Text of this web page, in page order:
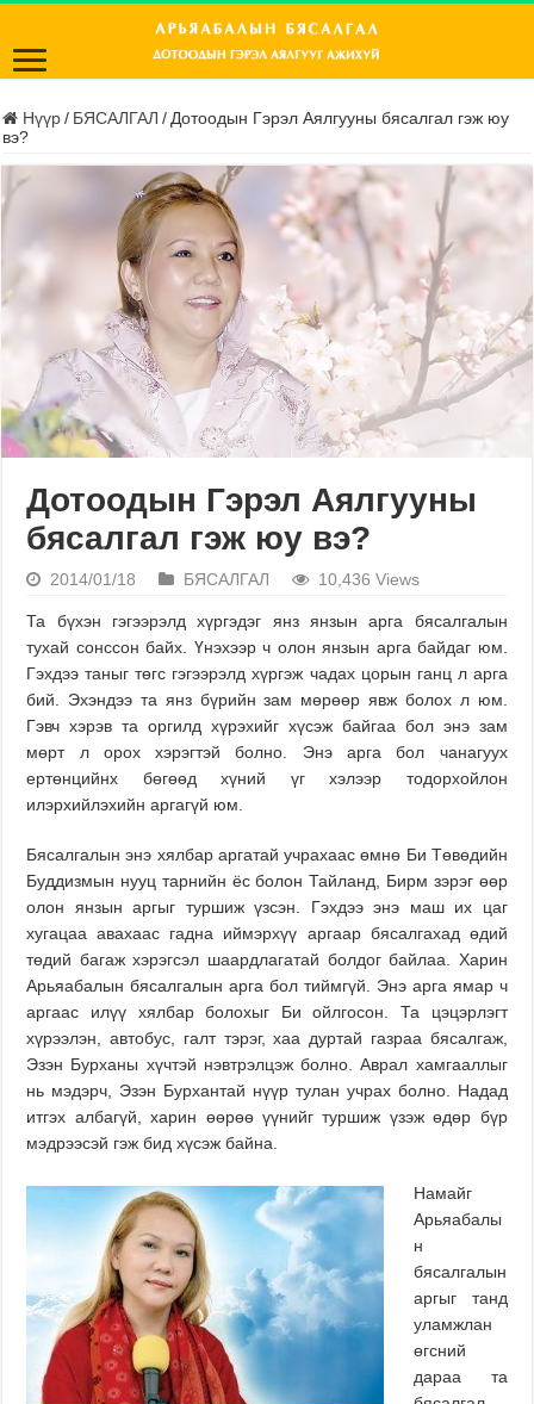
Нүүр / БЯСАЛГАЛ / Дотоодын Гэрэл Аялгууны бясалгал гэж юу
вэ?
Дотоодын Гэрэл Аялгууны
бясалгал гэж юу вэ?
2014/01/18 БЯСАЛГАЛ 10,436 Views
Та бүхэн гэгээрэлд хүргэдэг янз янзын арга бясалгалын
тухай сонссон байх. Үнэхээр ч олон янзын арга байдаг юм.
Гэхдээ таныг төгс гэгээрэлд хүргэж чадах цорын ганц л арга
бий. Эхэндээ та янз бүрийн зам мөрөөр явж болох л юм.
Гэвч хэрэв та оргилд хүрэхийг хүсэж байгаа бол энэ зам
мөрт л орох хэрэгтэй болно. Энэ арга бол чанагуух
ертөнцийнх бөгөөд хүний үг хэлээр тодорхойлон
илэрхийлэхийн аргагүй юм.
Бясалгалын энэ хялбар аргатай учрахаас өмнө Би Төвөдийн
Буддизмын нууц тарнийн ёс болон Тайланд, Бирм зэрэг өөр
олон янзын аргыг туршиж үзсэн. Гэхдээ энэ маш их цаг
хугацаа авахаас гадна иймэрхүү аргаар бясалгахад өдий
төдий багаж хэрэгсэл шаардлагатай болдог байлаа. Харин
Арьяабалын бясалгалын арга бол тиймгүй. Энэ арга ямар ч
аргаас илүү хялбар болохыг Би ойлгосон. Та цэцэрлэгт
хүрээлэн, автобус, галт тэрэг, хаа дуртай газраа бясалгаж,
Эзэн Бурханы хүчтэй нэвтрэлцэж болно. Аврал хамгааллыг
нь мэдэрч, Эзэн Бурхантай нүүр тулан учрах болно. Надад
итгэх албагүй, харин өөрөө үүнийг туршиж үзэж өдөр бүр
мэдрээсэй гэж бид хүсэж байна.
Намайг
Арьяабалы
н
бясалгалын
аргыг танд
уламжлан
өгсний
дараа та